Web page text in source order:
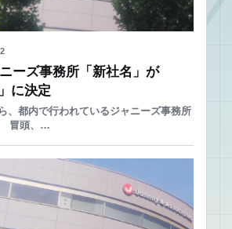
ニーズ事務所「新社名」が
に決定
、都内で行われているジャニーズ事務所
冒頭、…